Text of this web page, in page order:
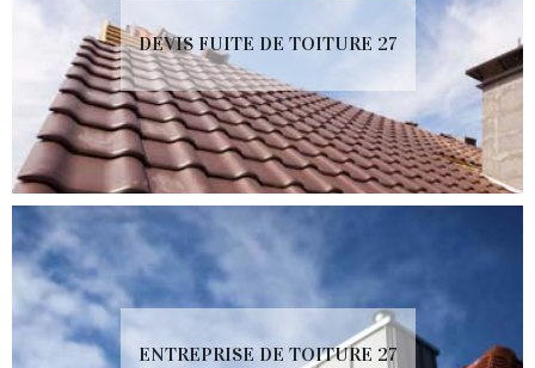
DEVIS FUITE DE TOITURE 27
ENTREPRISE DE TOITURE 27